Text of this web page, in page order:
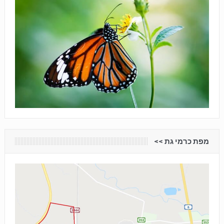
מפת כרמי גת <<